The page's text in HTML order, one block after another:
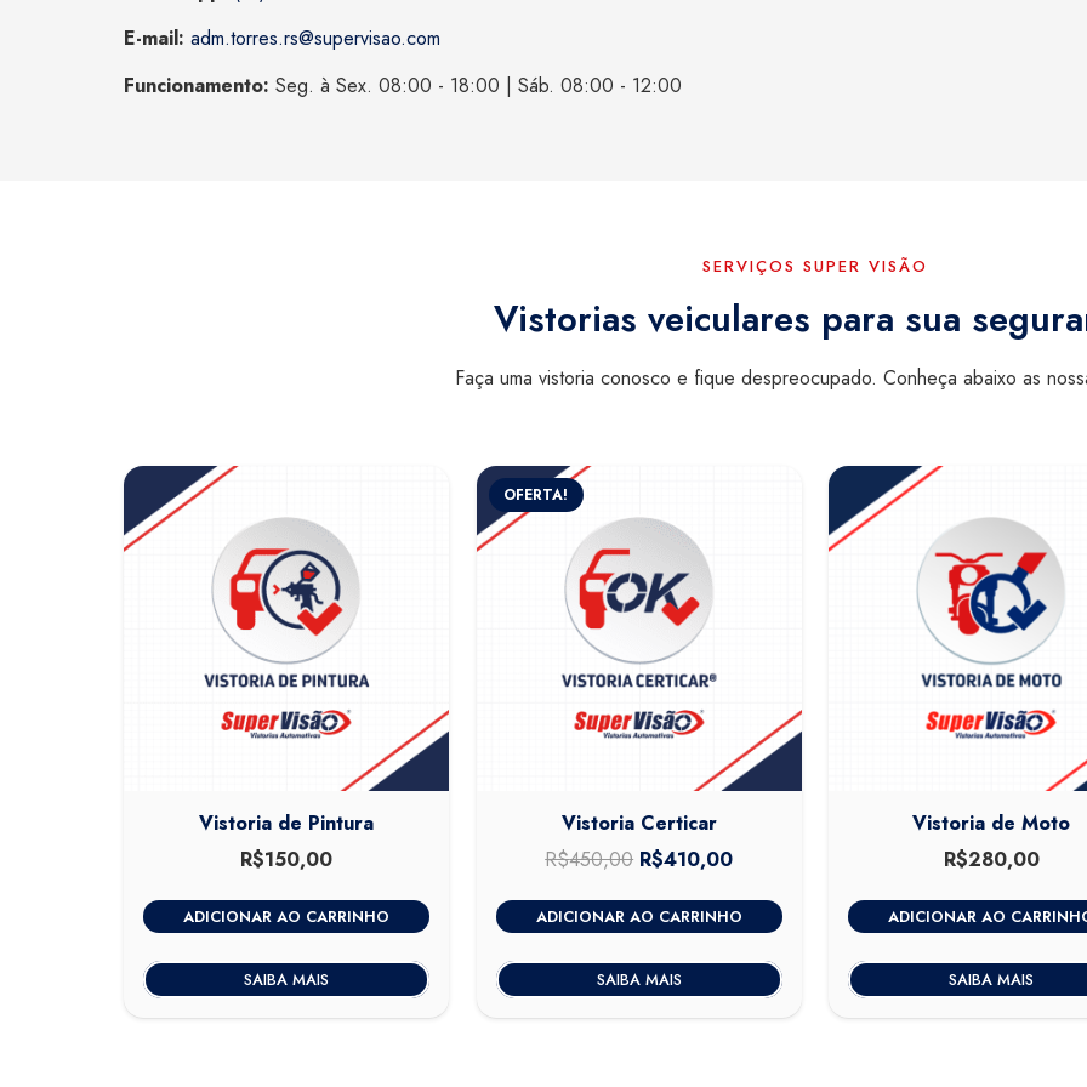
E-mail: adm.torres.rs@supervisao.com
Funcionamento: Seg. à Sex. 08:00 - 18:00 | Sáb. 08:00 - 12:00
SERVIÇOS SUPER VISÃO
Vistorias veiculares para sua
Faça uma vistoria conosco e fique despreocupado. Conheça abaixo as
Vistoria de Pintura
R$150,00
ADICIONAR AO CARRINHO
SAIBA MAIS
OFERTA!
Vistoria Certicar
R$450,00 O
original
era:
R$450,00.
R$410,00
atual
é:
R$410,00.
ADICIONAR AO CARRINHO
SAIBA MAIS
Vistoria de Moto
R$280,00
ADICIONAR AO
SAIBA MAIS